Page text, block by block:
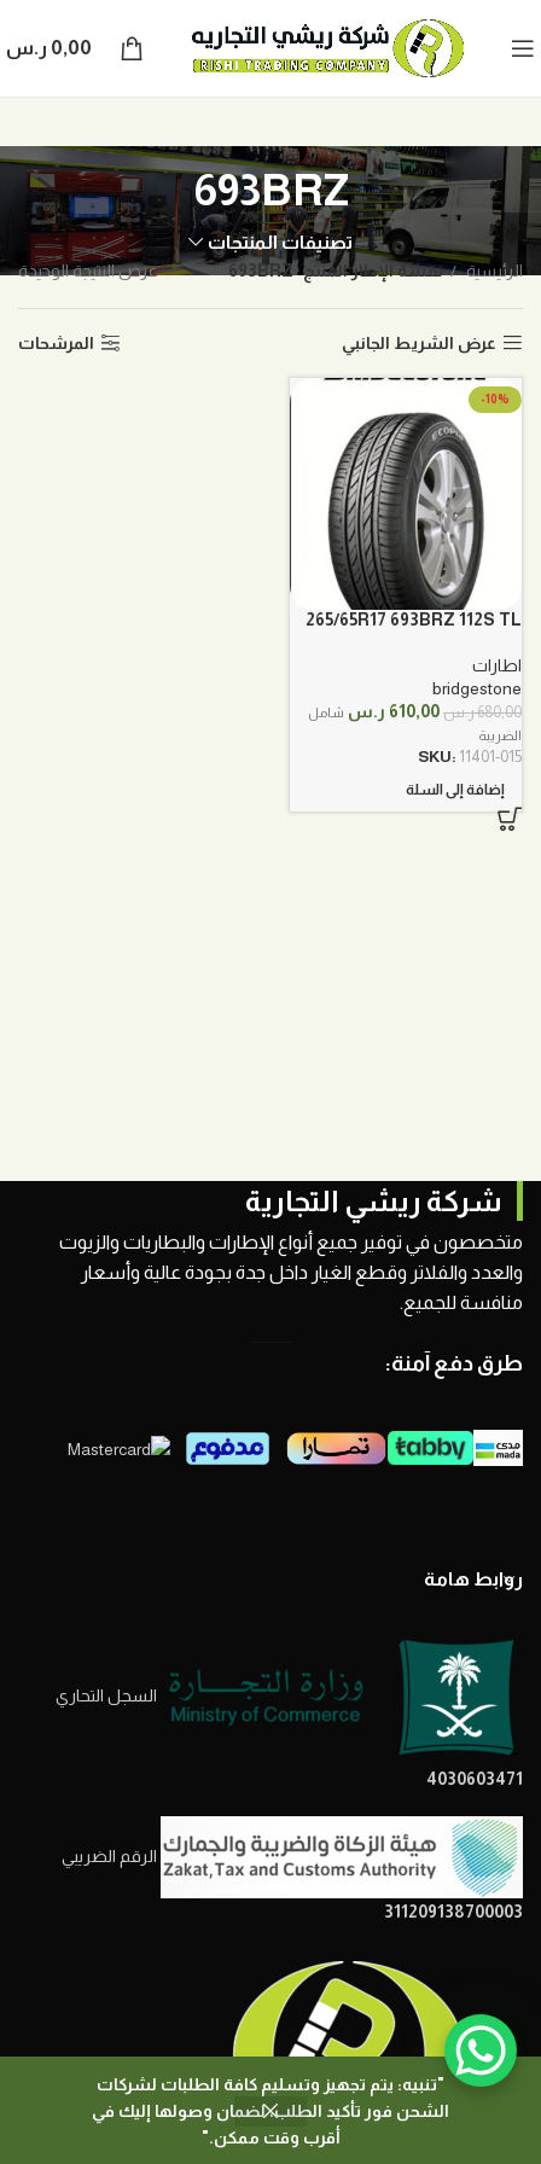
"تنبيه: يتم تجهيز وتسليم كافة الطلبات لشركات
الشحن فور تأكيد الطلب، لضمان وصولها إليك في
أقرب وقت ممكن."
0,00 ر.س
693BRZ
تصنيفات المنتجات
الرئيسية نقشة الإطار المنتج 693BRZ عرض النتيجة الوحيدة
عرض الشريط الجانبي المرشحات
-10%
265/65R17 693BRZ 112S TL
اطارات
bridgestone
680,00ر.س السعر
هو:
610,00 ر.س السعر
شامل
الضريبة
SKU: 11401-015
إضافة إلى السلة
شركة ريشي التجارية
متخصصون في توفير جميع أنواع الإطارات والبطاريات والزيوت
والعدد والفلاتر وقطع الغيار داخل جدة بجودة عالية وأسعار
منافسة للجميع.
طرق دفع آمنة:
روابط هامة
السجل التحاري
4030603471
الرقم الضريبي
311209138700003